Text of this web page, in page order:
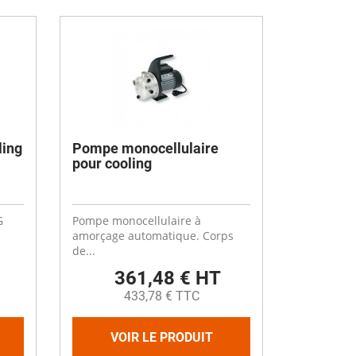
Sanitaire élevage
Equarrissage
Aliment élevage
Désinfectant
Pompe monocellulaire
pour cooling
Pompe monocellulaire à
amorçage automatique. Corps
de...
361,48 € HT
433,78 € TTC
VOIR LE PRODUIT